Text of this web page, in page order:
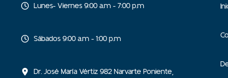
Lunes- Viernes 9:00 a.m - 7:00 p.m
Sábados 9:00 a.m - 1:00 p.m
Dr. José María Vértiz 982 Narvarte Poniente,